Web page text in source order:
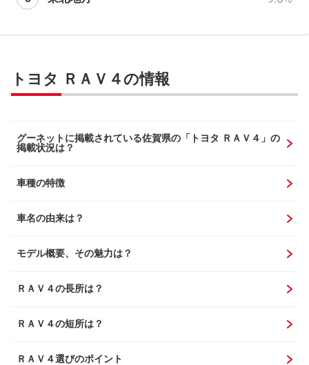
トヨタ ＲＡＶ４の情報
グーネットに掲載されている佐賀県の「トヨタ ＲＡＶ４」の
掲載状況は？
車種の特徴
車名の由来は？
モデル概要、その魅力は？
ＲＡＶ４の長所は？
ＲＡＶ４の短所は？
ＲＡＶ４選びのポイント